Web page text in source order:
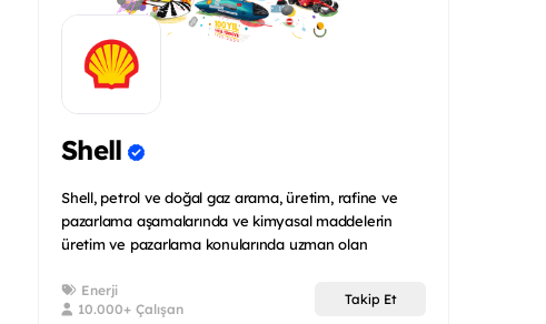
Shell
Shell, petrol ve doğal gaz arama, üretim, rafine ve
pazarlama aşamalarında ve kimyasal maddelerin
üretim ve pazarlama konularında uzman olan
Enerji
10.000+ Çalışan
Takip Et